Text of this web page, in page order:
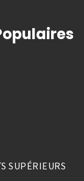
SUPÉRIEURS